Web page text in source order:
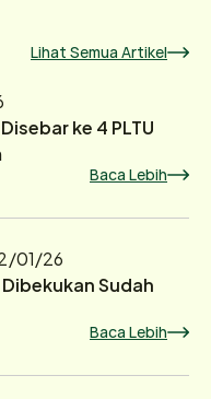
Lihat Semua Artikel
ke 4 PLTU
Baca Lebih
01/26
Sudah
Baca Lebih